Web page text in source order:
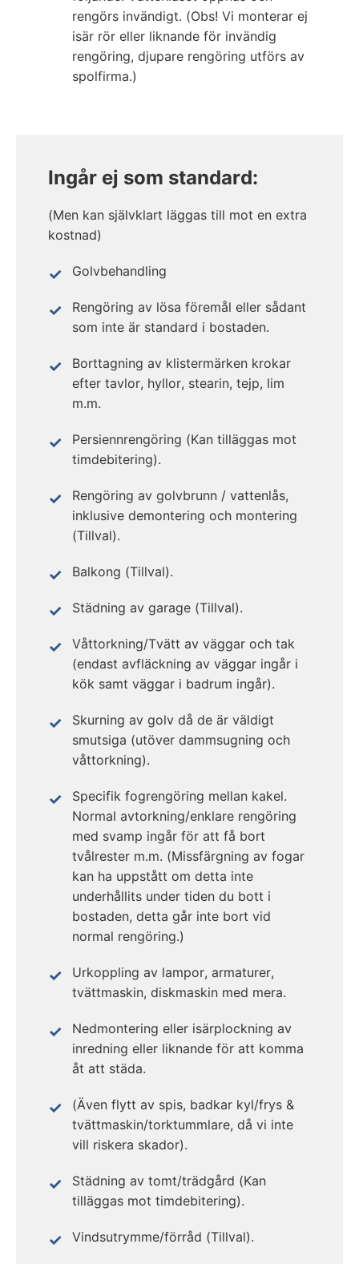
rengörs invändigt. (Obs! Vi monterar ej
isär rör eller liknande för invändig
rengöring, djupare rengöring utförs av
spolfirma.)
Ingår ej som standard:
(Men kan självklart läggas till mot en extra
kostnad)
Golvbehandling
Rengöring av lösa föremål eller sådant
som inte är standard i bostaden.
Borttagning av klistermärken krokar
efter tavlor, hyllor, stearin, tejp, lim
m.m.
Persiennrengöring (Kan tilläggas mot
timdebitering).
Rengöring av golvbrunn / vattenlås,
inklusive demontering och montering
(Tillval).
Balkong (Tillval).
Städning av garage (Tillval).
Våttorkning/Tvätt av väggar och tak
(endast avfläckning av väggar ingår i
kök samt väggar i badrum ingår).
Skurning av golv då de är väldigt
smutsiga (utöver dammsugning och
våttorkning).
Specifik fogrengöring mellan kakel.
Normal avtorkning/enklare rengöring
med svamp ingår för att få bort
tvålrester m.m. (Missfärgning av fogar
kan ha uppstått om detta inte
underhållits under tiden du bott i
bostaden, detta går inte bort vid
normal rengöring.)
Urkoppling av lampor, armaturer,
tvättmaskin, diskmaskin med mera.
Nedmontering eller isärplockning av
inredning eller liknande för att komma
åt att städa.
(Även flytt av spis, badkar kyl/frys &
tvättmaskin/torktummlare, då vi inte
vill riskera skador).
Städning av tomt/trädgård (Kan
tilläggas mot timdebitering).
Vindsutrymme/förråd (Tillval).